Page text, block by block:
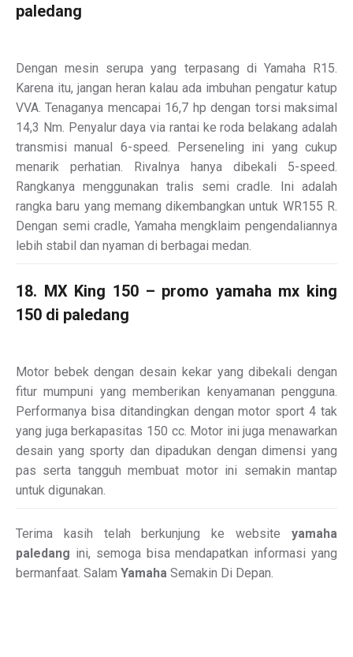
paledang
Dengan mesin serupa yang terpasang di Yamaha R15.
Karena itu, jangan heran kalau ada imbuhan pengatur katup
VVA. Tenaganya mencapai 16,7 hp dengan torsi maksimal
14,3 Nm. Penyalur daya via rantai ke roda belakang adalah
transmisi manual 6-speed. Perseneling ini yang cukup
menarik perhatian. Rivalnya hanya dibekali 5-speed.
Rangkanya menggunakan tralis semi cradle. Ini adalah
rangka baru yang memang dikembangkan untuk WR155 R.
Dengan semi cradle, Yamaha mengklaim pengendaliannya
lebih stabil dan nyaman di berbagai medan.
18. MX King 150 – promo yamaha mx king
150 di paledang
Motor bebek dengan desain kekar yang dibekali dengan
fitur mumpuni yang memberikan kenyamanan pengguna.
Performanya bisa ditandingkan dengan motor sport 4 tak
yang juga berkapasitas 150 cc. Motor ini juga menawarkan
desain yang sporty dan dipadukan dengan dimensi yang
pas serta tangguh membuat motor ini semakin mantap
untuk digunakan.
Terima kasih telah berkunjung ke website yamaha
paledang ini, semoga bisa mendapatkan informasi yang
bermanfaat. Salam Yamaha Semakin Di Depan.